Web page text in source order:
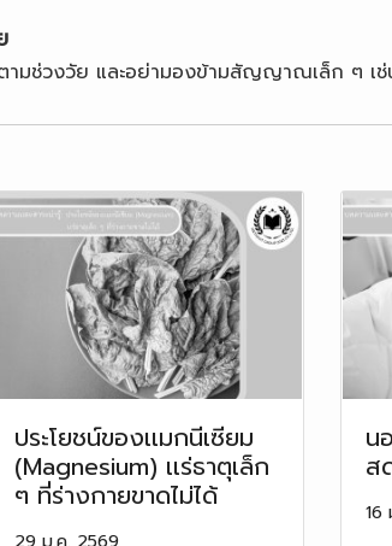
ามช่วงวัย และอย่ามองข้ามสัญญาณเล็ก ๆ เ
ประโยชน์ของเเมกนีเซียม
(Magnesium) เเร่ธาตุเล็ก
ๆ ที่ร่างกายขาดไม่ได้
29 ม.ค. 2569
น
ส
16